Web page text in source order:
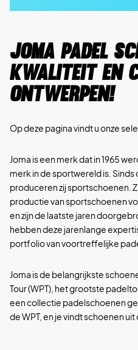
Joma Padel
Kwaliteit en
ontwerpen!
Op deze pagina vindt u onze
Joma is een merk dat in 1965
merk in de sportwereld is. Sinds
produceren zij sportschoenen.
productie van sportschoenen
en zijn de laatste jaren
hebben deze jarenlange
portfolio van voortreffelijke
Joma is de belangrijkste
Tour (WPT), het grootste
een collectie padelschoenen
de WPT, en je vindt schoenen